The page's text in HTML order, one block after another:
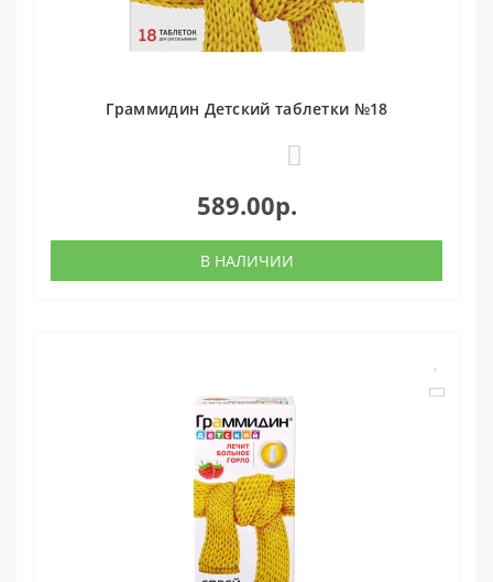
Граммидин Детский таблетки №18
589.00р.
В НАЛИЧИИ